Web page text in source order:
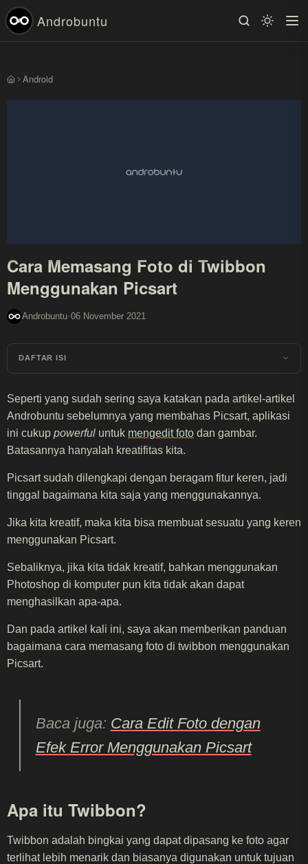
Androbuntu
BerandaAndroid
Cara Memasang Foto di Twibbon
Menggunakan Picsart
Androbuntu·06 November 2021
DAFTAR ISI
Seperti yang sudah sering saya katakan pada artikel-artikel
Androbuntu sebelumnya yang membahas Picsart, aplikasi
ini cukup powerful untuk mengedit foto dan gambar.
Batasannya hanyalah kreatifitas kita.
Picsart sudah dilengkapi dengan beragam fitur keren, jadi
tinggal bagaimana kita saja yang menggunakannya.
Jika kita kreatif, maka kita bisa membuat sesuatu yang keren
menggunakan Picsart.
Sebaliknya, jika kita tidak kreatif, bahkan menggunakan
Photoshop di komputer pun kita tidak akan dapat
menghasilkan apa-apa.
Dan pada artikel kali ini, saya akan memberikan panduan
bagaimana cara memasang foto di twibbon menggunakan
Picsart.
Baca juga: Cara Edit Foto dengan
Efek Error Menggunakan Picsart
Apa itu Twibbon?
Twibbon adalah bingkai yang dapat dipasang ke foto agar
terlihat lebih menarik dan biasanya digunakan untuk tujuan